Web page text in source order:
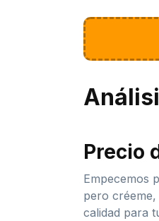
Precio
Empecemos
pero créeme,
calidad para